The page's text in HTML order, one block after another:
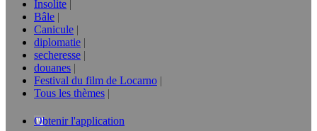
Insolite
Bâle
Canicule
diplomatie
secheresse
douanes
Festival du film de Locarno
Tous les thèmes
Obtenir l'application